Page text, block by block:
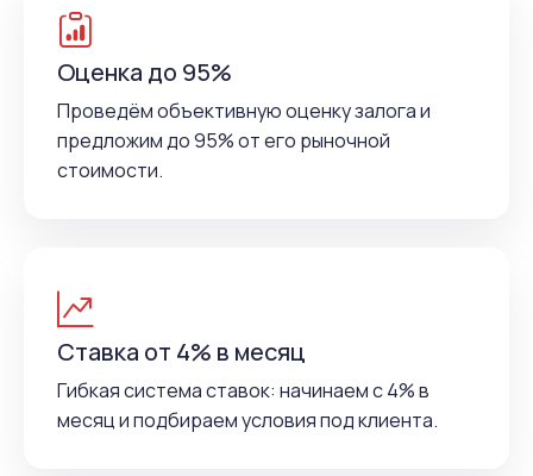
Оценка до 95%
Проведём объективную оценку залога и
предложим до 95% от его рыночной
стоимости.
Ставка от 4% в месяц
Гибкая система ставок: начинаем с 4% в
месяц и подбираем условия под клиента.